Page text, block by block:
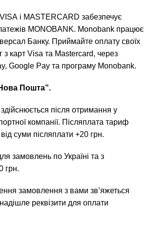
і MASTERCARD забезпечує
MONOBANK. Monobank працює
Банку. Приймайте оплату своїх
з карт Visa та Mastercard, через
Google Pay та програму Monobank.
Пошта”.
після отримання у
компанії. Післяплата тариф
суми післяплати +20 грн.
замовлень по Україні та з
грн.
замовлення з вами зв’яжеться
реквізити для оплати